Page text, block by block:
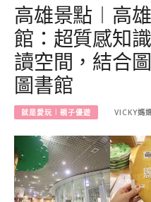
高雄景點︱高
館：超質感知
讀空間，結合
圖書館
就是愛玩︱親子優遊 VICKY媽